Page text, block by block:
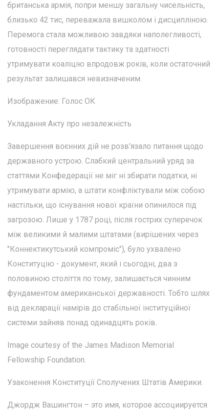
британська армія, попри меншу загальну чисельність,
близько 42 тис, переважала вишколом і дисципліною.
Перемога стала можливою завдяки наполегливості,
готовності переглядати тактику та здатності
утримувати коаліцію впродовж років, коли остаточний
результат залишався невизначеним.
Изображение: Голос ОК
Укладання Акту про незалежність
Завершення воєнних дій не розв'язало питання щодо
державного устрою. Слабкий центральний уряд за
статтями Конфедерації не міг ні збирати податки, ні
утримувати армію, а штати конфліктували між собою
настільки, що існування нової країни опинилося під
загрозою. Лише у 1787 році, після гострих суперечок
між великими й малими штатами (вирішених через
"Коннектикутський компроміс"), було ухвалено
Конституцію - документ, який і сьогодні, два з
половиною століття по тому, залишається чинним
фундаментом американської державності. Тобто шлях
від декларації намірів до стабільної інституційної
системи зайняв понад одинадцять років.
Image courtesy of the James Madison Memorial
Fellowship Foundation.
Узаконення Конституції Сполучених Штатів Америки.
Джордж Вашингтон – это имя, которое ассоциируется